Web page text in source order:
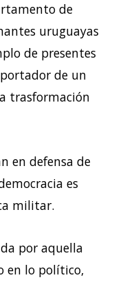
de
uruguayas
de presentes
de un
trasformación
en defensa de
es
militar.
por aquella
en lo político,